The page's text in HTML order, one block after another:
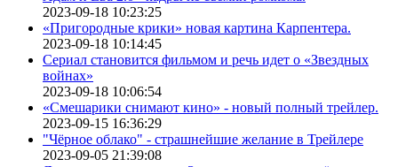
2023-09-18 10:23:25
«Пригородные крики» новая картина Карпентера.
2023-09-18 10:14:45
Сериал становится фильмом и речь идет о «Звездных
войнах»
2023-09-18 10:06:54
«Смешарики снимают кино» - новый полный трейлер.
2023-09-15 16:36:29
"Чёрное облако" - страшнейшие желание в Трейлере
2023-09-05 21:39:08